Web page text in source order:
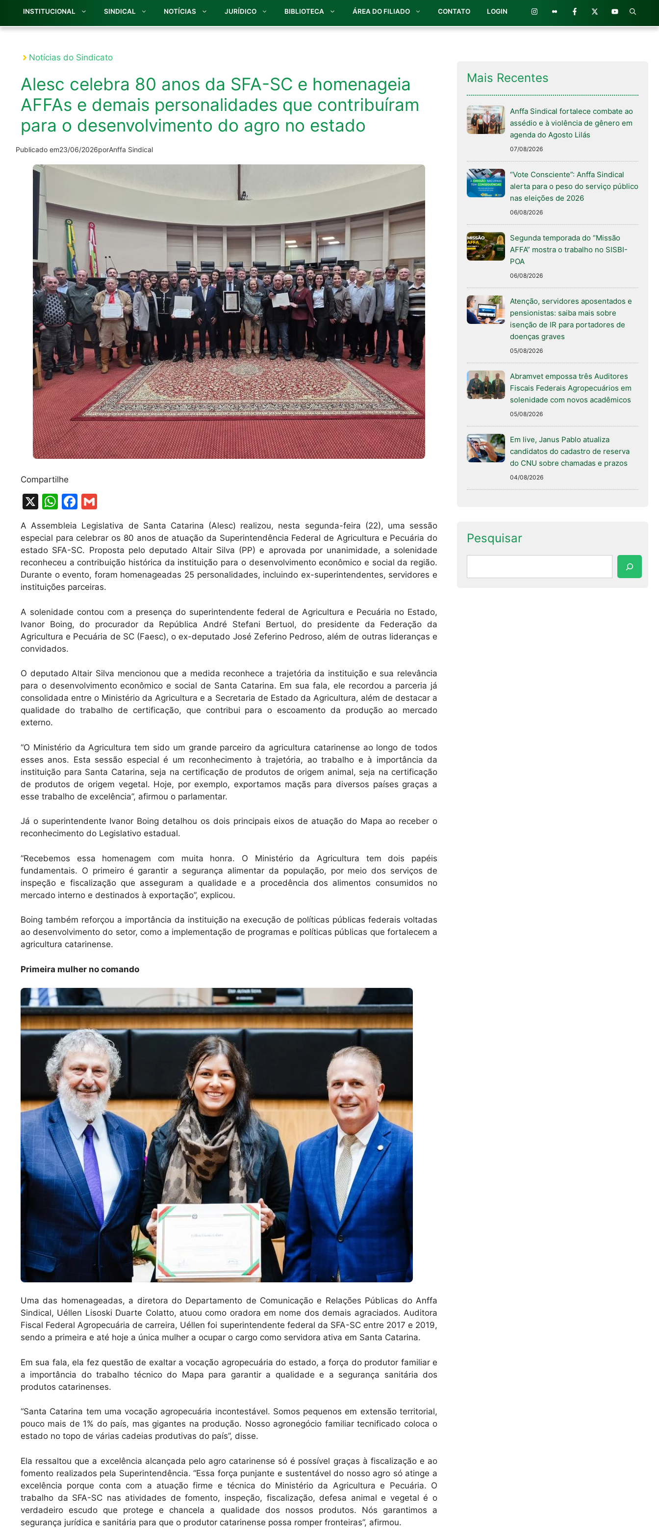
INSTITUCIONAL SINDICAL NOTÍCIAS JURÍDICO BIBLIOTECA ÁREA DO FILIADO CONTATO LOGIN
Notícias do Sindicato
Alesc celebra 80 anos da SFA-SC e homenageia
AFFAs e demais personalidades que contribuíram
para o desenvolvimento do agro no estado
Publicado em23/06/2026porAnffa Sindical
Compartilhe
X
W
h
at
s
A
p
p
F
a
c
e
b
o
o
k
m
ai
l
A Assembleia Legislativa de Santa Catarina (Alesc) realizou, nesta segunda-feira (22), uma sessão
especial para celebrar os 80 anos de atuação da Superintendência Federal de Agricultura e Pecuária do
estado SFA-SC. Proposta pelo deputado Altair Silva (PP) e aprovada por unanimidade, a solenidade
reconheceu a contribuição histórica da instituição para o desenvolvimento econômico e social da região.
Durante o evento, foram homenageadas 25 personalidades, incluindo ex-superintendentes, servidores e
instituições parceiras.
A solenidade contou com a presença do superintendente federal de Agricultura e Pecuária no Estado,
Ivanor Boing, do procurador da República André Stefani Bertuol, do presidente da Federação da
Agricultura e Pecuária de SC (Faesc), o ex-deputado José Zeferino Pedroso, além de outras lideranças e
convidados.
O deputado Altair Silva mencionou que a medida reconhece a trajetória da instituição e sua relevância
para o desenvolvimento econômico e social de Santa Catarina. Em sua fala, ele recordou a parceria já
consolidada entre o Ministério da Agricultura e a Secretaria de Estado da Agricultura, além de destacar a
qualidade do trabalho de certificação, que contribui para o escoamento da produção ao mercado
externo.
“O Ministério da Agricultura tem sido um grande parceiro da agricultura catarinense ao longo de todos
esses anos. Esta sessão especial é um reconhecimento à trajetória, ao trabalho e à importância da
instituição para Santa Catarina, seja na certificação de produtos de origem animal, seja na certificação
de produtos de origem vegetal. Hoje, por exemplo, exportamos maçãs para diversos países graças a
esse trabalho de excelência”, afirmou o parlamentar.
Já o superintendente Ivanor Boing detalhou os dois principais eixos de atuação do Mapa ao receber o
reconhecimento do Legislativo estadual.
“Recebemos essa homenagem com muita honra. O Ministério da Agricultura tem dois papéis
fundamentais. O primeiro é garantir a segurança alimentar da população, por meio dos serviços de
inspeção e fiscalização que asseguram a qualidade e a procedência dos alimentos consumidos no
mercado interno e destinados à exportação”, explicou.
Boing também reforçou a importância da instituição na execução de políticas públicas federais voltadas
ao desenvolvimento do setor, como a implementação de programas e políticas públicas que fortalecem a
agricultura catarinense.
Primeira mulher no comando
Uma das homenageadas, a diretora do Departamento de Comunicação e Relações Públicas do Anffa
Sindical, Uéllen Lisoski Duarte Colatto, atuou como oradora em nome dos demais agraciados. Auditora
Fiscal Federal Agropecuária de carreira, Uéllen foi superintendente federal da SFA-SC entre 2017 e 2019,
sendo a primeira e até hoje a única mulher a ocupar o cargo como servidora ativa em Santa Catarina.
Em sua fala, ela fez questão de exaltar a vocação agropecuária do estado, a força do produtor familiar e
a importância do trabalho técnico do Mapa para garantir a qualidade e a segurança sanitária dos
produtos catarinenses.
“Santa Catarina tem uma vocação agropecuária incontestável. Somos pequenos em extensão territorial,
pouco mais de 1% do país, mas gigantes na produção. Nosso agronegócio familiar tecnificado coloca o
estado no topo de várias cadeias produtivas do país”, disse.
Ela ressaltou que a excelência alcançada pelo agro catarinense só é possível graças à fiscalização e ao
fomento realizados pela Superintendência. “Essa força punjante e sustentável do nosso agro só atinge a
excelência porque conta com a atuação firme e técnica do Ministério da Agricultura e Pecuária. O
trabalho da SFA-SC nas atividades de fomento, inspeção, fiscalização, defesa animal e vegetal é o
verdadeiro escudo que protege e chancela a qualidade dos nossos produtos. Nós garantimos a
segurança jurídica e sanitária para que o produtor catarinense possa romper fronteiras”, afirmou.
Mais Recentes
Anffa Sindical fortalece combate ao
assédio e à violência de gênero em
agenda do Agosto Lilás
07/08/2026
“Vote Consciente”: Anffa Sindical
alerta para o peso do serviço público
nas eleições de 2026
06/08/2026
Segunda temporada do “Missão
AFFA” mostra o trabalho no SISBI-
POA
06/08/2026
Atenção, servidores aposentados e
pensionistas: saiba mais sobre
isenção de IR para portadores de
doenças graves
05/08/2026
Abramvet empossa três Auditores
Fiscais Federais Agropecuários em
solenidade com novos acadêmicos
05/08/2026
Em live, Janus Pablo atualiza
candidatos do cadastro de reserva
do CNU sobre chamadas e prazos
04/08/2026
Pesquisar